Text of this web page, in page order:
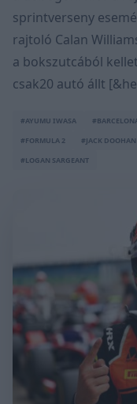
sprintverseny
rajtoló Calan
a bokszutcából
csak20 autó állt
#AYUMU IWASA
#FORMULA 2
#JACK DOOHAN
#LOGAN SARGEANT